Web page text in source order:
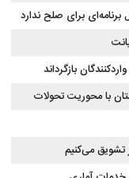
برای صلح ندارد
با محوریت تحولات
تشویق می‌کنیم